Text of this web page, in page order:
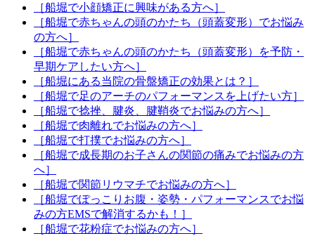
［船堀で小顔矯正に興味がある方へ］
［船堀で赤ちゃんの頭のかたち（頭蓋変形）でお悩み
の方へ］
［船堀で赤ちゃんの頭のかたち（頭蓋変形）を予防・
早期ケアしたい方へ］
［船堀にある当院の骨盤矯正の効果とは？］
［船堀で足のアーチのパフォーマンスを上げたい方］
［船堀で捻挫、腱炎、腱鞘炎でお悩みの方へ］
［船堀で肉離れでお悩みの方へ］
［船堀で打撲でお悩みの方へ］
［船堀で成長期のお子さんの関節の痛みでお悩みの方
へ］
［船堀で関節リウマチでお悩みの方へ］
［船堀でぽっこりお腹・姿勢・パフォーマンスでお悩
みの方EMSで解消するかも！］
［船堀で花粉症でお悩みの方へ］